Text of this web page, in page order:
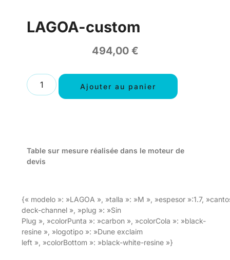
LAGOA-custom
494,00 €
Ajouter au panier
Table sur mesure réalisée dans le moteur de
devis
{« modelo »: »LAGOA », »talla »: »M », »espesor »:1.7,
deck-channel », »plug »: »Sin
Plug », »colorPunta »: »carbon », »colorCola »: »black-
resine », »logotipo »: »Dune exclaim
left », »colorBottom »: »black-white-resine »}